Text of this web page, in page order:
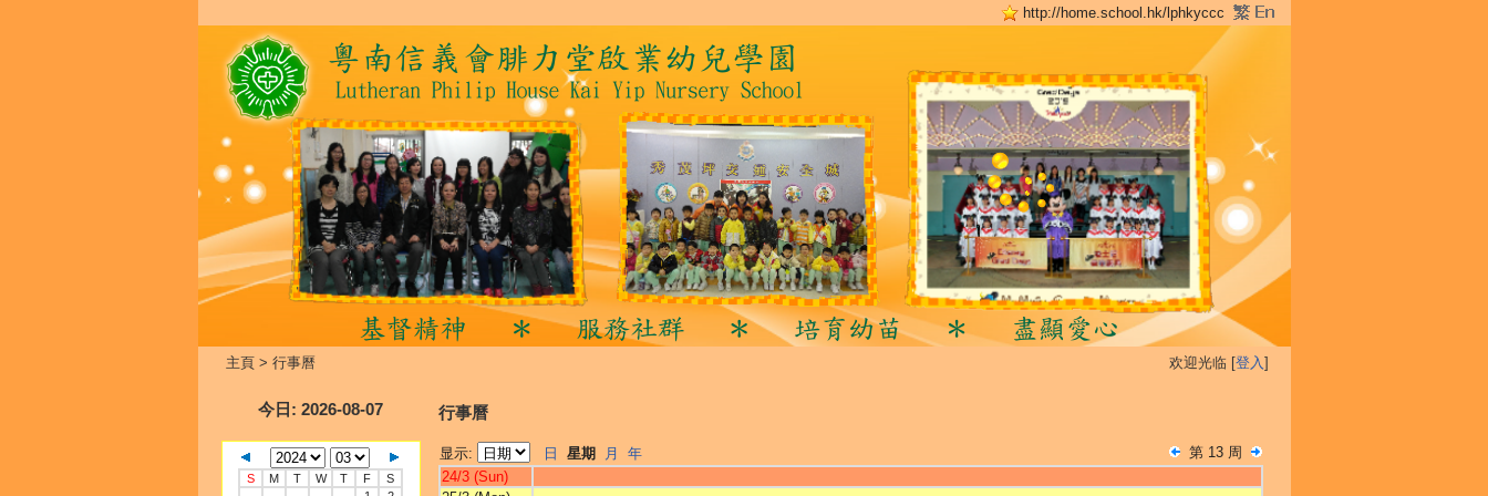
http://home.school.hk/lphkyccc
主頁> 行事曆 欢迎光临 [登入]
今日 : 2026-08-07
S M T W T F
S
行事曆
显示: 日 星期 月 年
第 13 周
24/3 (Sun)